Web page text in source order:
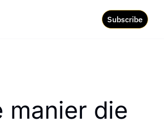
Subscribe
manier die